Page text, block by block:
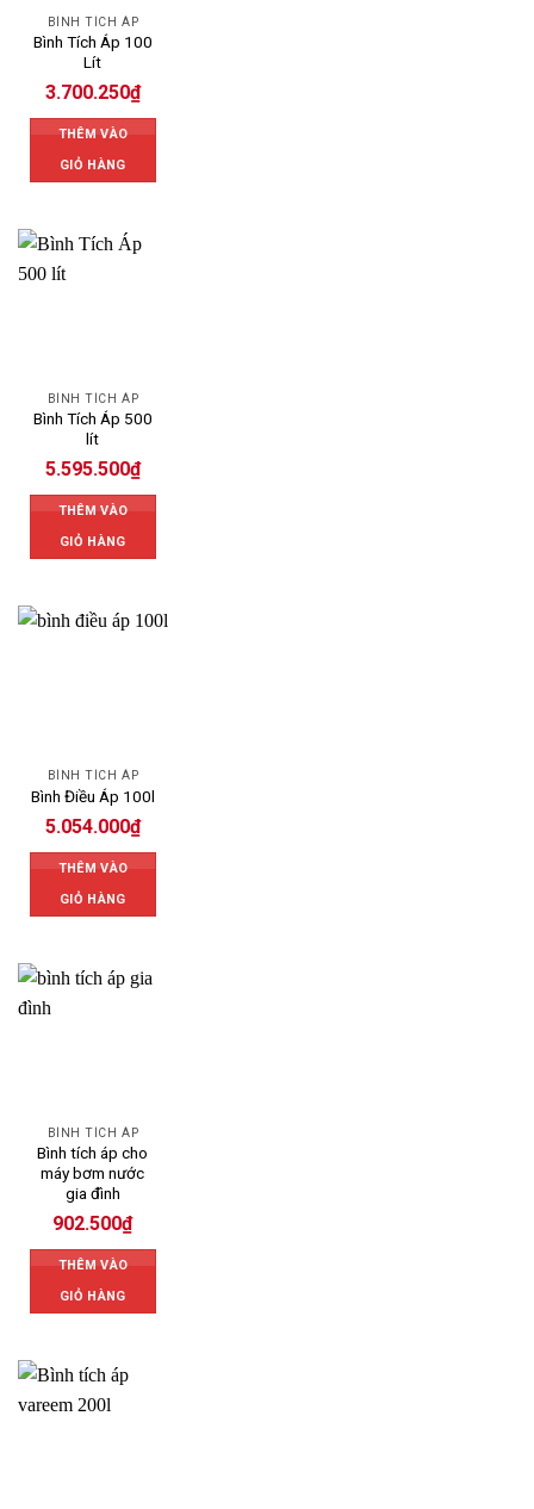
BÌNH TÍCH ÁP
Bình Tích Áp 100
Lít
3.700.250₫
THÊM VÀO
GIỎ HÀNG
BÌNH TÍCH ÁP
Bình Tích Áp 500
lít
5.595.500₫
THÊM VÀO
GIỎ HÀNG
BÌNH TÍCH ÁP
Bình Điều Áp 100l
5.054.000₫
THÊM VÀO
GIỎ HÀNG
BÌNH TÍCH ÁP
Bình tích áp cho
máy bơm nước
gia đình
902.500₫
THÊM VÀO
GIỎ HÀNG